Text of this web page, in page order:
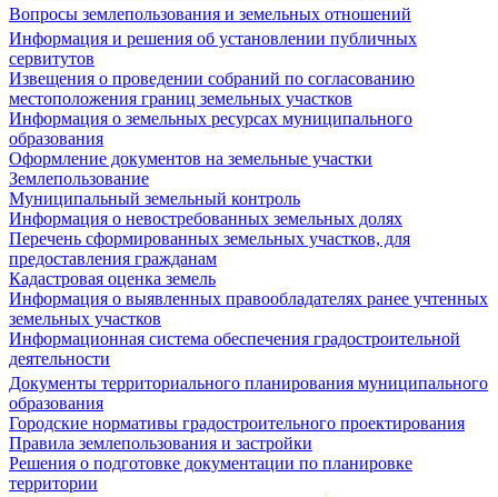
Вопросы землепользования и земельных отношений
Информация и решения об установлении публичных
сервитутов
Извещения о проведении собраний по согласованию
местоположения границ земельных участков
Информация о земельных ресурсах муниципального
образования
Оформление документов на земельные участки
Землепользование
Муниципальный земельный контроль
Информация о невостребованных земельных долях
Перечень сформированных земельных участков, для
предоставления гражданам
Кадастровая оценка земель
Информация о выявленных правообладателях ранее учтенных
земельных участков
Информационная система обеспечения градостроительной
деятельности
Документы территориального планирования муниципального
образования
Городские нормативы градостроительного проектирования
Правила землепользования и застройки
Решения о подготовке документации по планировке
территории